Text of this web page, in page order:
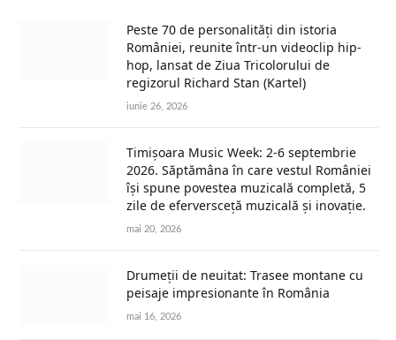
Peste 70 de personalități din istoria
României, reunite într-un videoclip hip-
hop, lansat de Ziua Tricolorului de
regizorul Richard Stan (Kartel)
iunie 26, 2026
Timișoara Music Week: 2-6 septembrie
2026. Săptămâna în care vestul României
își spune povestea muzicală completă, 5
zile de eferversceță muzicală și inovație.
mai 20, 2026
Drumeții de neuitat: Trasee montane cu
peisaje impresionante în România
mai 16, 2026